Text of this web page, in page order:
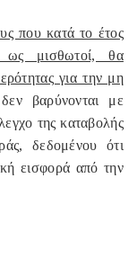
που κατά το έτος
ως μισθωτοί, θα
για την μη
βαρύνονται με
της καταβολής
δεδομένου ότι
εισφορά από την